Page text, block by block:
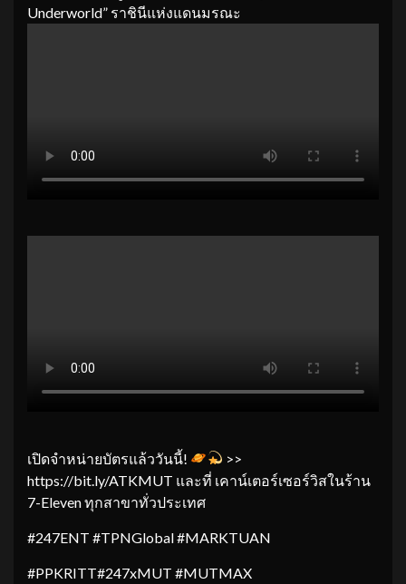
Underworld” ราชินีแห่งแดนมรณะ
เปิดจำหน่ายบัตรแล้ววันนี้!
>>
https://bit.ly/ATKMUT และที่ เคาน์เตอร์เซอร์วิสในร้าน
7-Eleven ทุกสาขาทั่วประเทศ
#247ENT #TPNGlobal #MARKTUAN
#PPKRITT#247xMUT #MUTMAX